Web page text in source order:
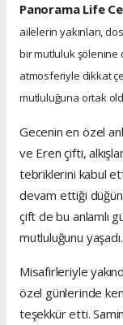
Panorama Life
ailelerin yakınları,
bir mutluluk şölenine
atmosferiyle dikkat
mutluluğuna ortak
Gecenin en özel
ve Eren çifti,
tebriklerini kabul
devam ettiği
çift de bu anlamlı
mutluluğunu yaşadı.
Misafirleriyle
özel günlerinde
teşekkür etti.